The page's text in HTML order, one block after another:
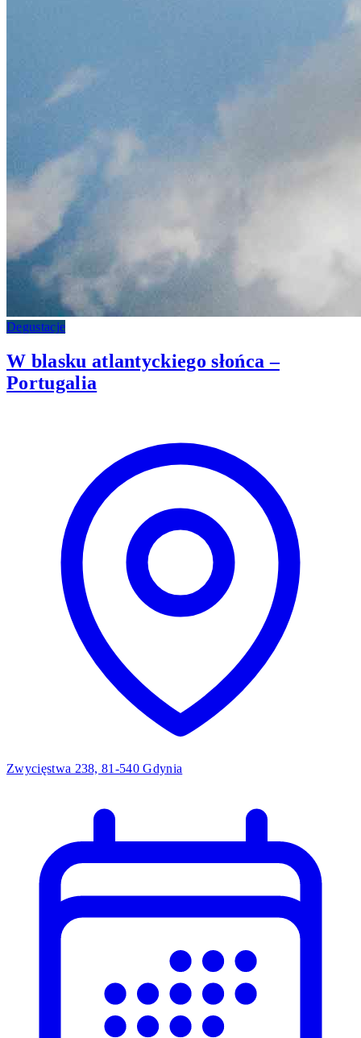
Degustacje
W blasku atlantyckiego słońca –
Portugalia
Zwycięstwa 238, 81-540 Gdynia